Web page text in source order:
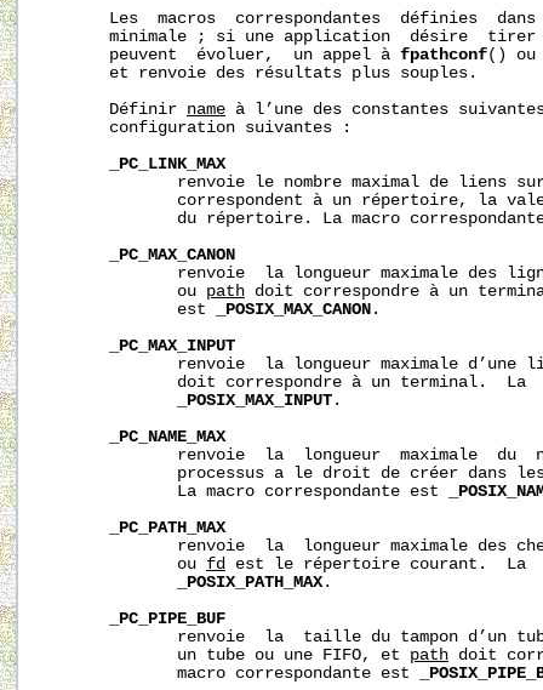
Les  macros  correspondantes  définies
minimale ; si une application  désire
       peuvent  évoluer,  un appel à
fpathconf()
       et renvoie des résultats plus souples.
       Définir
name à l’une des constantes
       configuration suivantes :
_PC_LINK_MAX
renvoie le nombre maximal de liens
correspondent à un répertoire, la
du répertoire. La macro
_PC_MAX_CANON
renvoie  la longueur maximale des
              ou
path doit correspondre à un
              est
_POSIX_MAX_CANON .
_PC_MAX_INPUT
renvoie  la longueur maximale d’une
doit correspondre à un terminal.  La
_POSIX_MAX_INPUT .
_PC_NAME_MAX
renvoie  la  longueur  maximale  du
processus a le droit de créer dans
              La macro correspondante est
_PC_PATH_MAX
renvoie  la  longueur maximale des
              ou
fd est le répertoire courant.  La
_POSIX_PATH_MAX.
_PC_PIPE_BUF
renvoie  la  taille du tampon d’un
              un tube ou une FIFO, et
path doit
              macro correspondante est